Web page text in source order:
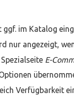
im Katalog
nur angezeigt,
E-
Verfügbarkeit